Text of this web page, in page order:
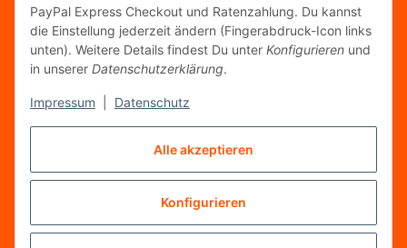
Alle akzeptieren
Konfigurieren
PayPal Express Checkout und Ratenzahlung. Du kannst
die Einstellung jederzeit ändern (Fingerabdruck-Icon links
unten). Weitere Details findest Du unter Konfigurieren und
in unserer Datenschutzerklärung.
Impressum Datenschutz
FAIRCOMMERCE
Wir sind seit 04.12.2015 Mitglied der Initiative
Vertrag widerrufen
* Alle Preise inkl. gesetzlicher MwSt.